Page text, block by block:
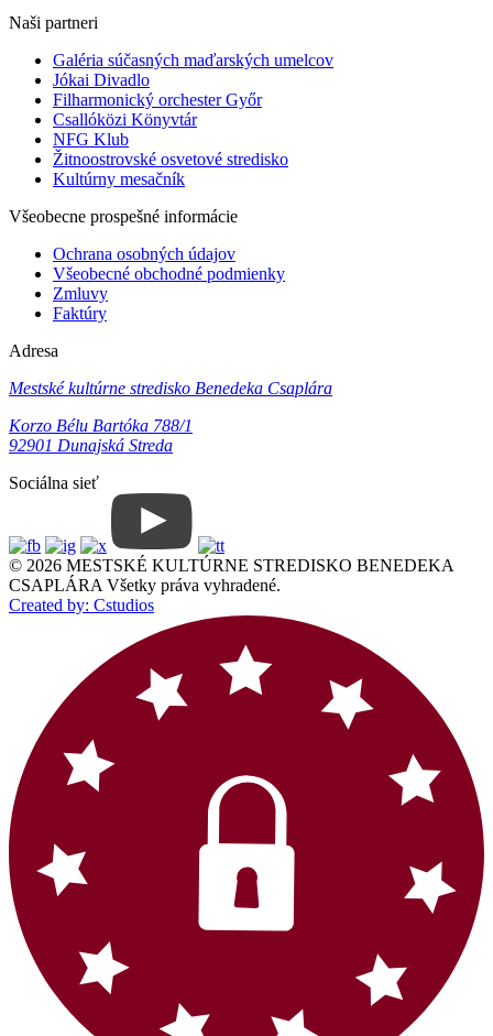
Naši partneri
Galéria súčasných maďarských umelcov
Jókai Divadlo
Filharmonický orchester Győr
Csallóközi Könyvtár
NFG Klub
Žitnoostrovské osvetové stredisko
Kultúrny mesačník
Všeobecne prospešné informácie
Ochrana osobných údajov
Všeobecné obchodné podmienky
Zmluvy
Faktúry
Adresa
Mestské kultúrne stredisko Benedeka Csaplára
Korzo Bélu Bartóka 788/1
92901 Dunajská Streda
Sociálna sieť
© 2026 MESTSKÉ KULTÚRNE STREDISKO BENEDEKA
CSAPLÁRA Všetky práva vyhradené.
Created by: Cstudios